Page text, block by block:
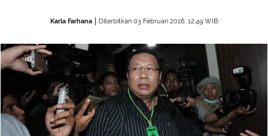
Karla Farhana Diterbitkan 03 Februari 2016, 12:49 WIB